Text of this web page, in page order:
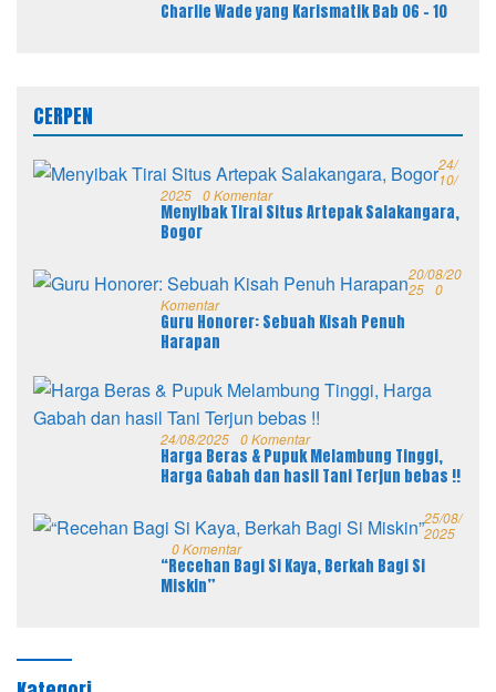
Charlie Wade yang Karismatik Bab 06 – 10
CERPEN
24/
10/
2025 0 Komentar
Menyibak Tirai Situs Artepak Salakangara,
Bogor
20/08/20
25 0
Komentar
Guru Honorer: Sebuah Kisah Penuh
Harapan
24/08/2025 0 Komentar
Harga Beras & Pupuk Melambung Tinggi,
Harga Gabah dan hasil Tani Terjun bebas !!
25/08/
2025
0 Komentar
“Recehan Bagi Si Kaya, Berkah Bagi Si
Miskin”